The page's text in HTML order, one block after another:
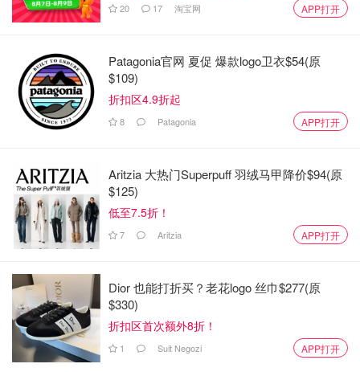
20 17 淘宝网 APP打开
Patagonia官网 夏促 爆款logo卫衣$54(原
$109)
折扣区4.9折起
8 Patagonia APP打开
Aritzia 大热门Superpuff 羽绒马甲降价$94(原
$125)
低至7.5折！
7 Aritzia APP打开
Dior 也能打折买？老花logo 丝巾$277(原
$330)
折扣区首次额外8折！
1 Suit Negozi APP打开